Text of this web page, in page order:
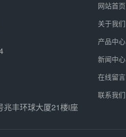
兆丰环球大厦21楼i座
网站首页
关于我们
产品中心
新闻中心
在线留言
联系我们